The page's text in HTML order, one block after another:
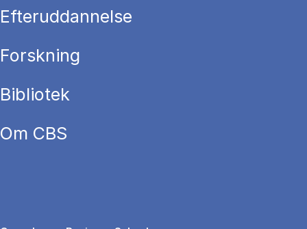
Efteruddannelse
Forskning
Bibliotek
Om CBS